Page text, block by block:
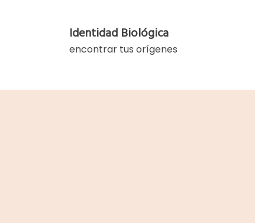
Identidad Biológica
encontrar tus orígenes